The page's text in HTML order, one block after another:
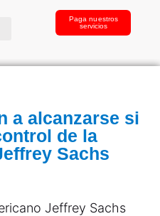
Paga nuestros
servicios
a alcanzarse si
de la
Sachs
Jeffrey Sachs